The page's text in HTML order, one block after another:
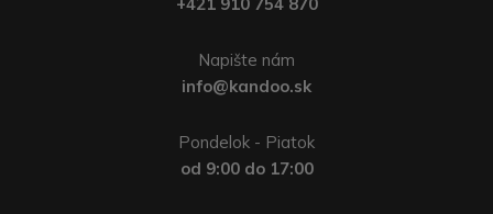
Napište nám
info@kandoo.sk
Pondelok - Piatok
od 9:00 do 17:00